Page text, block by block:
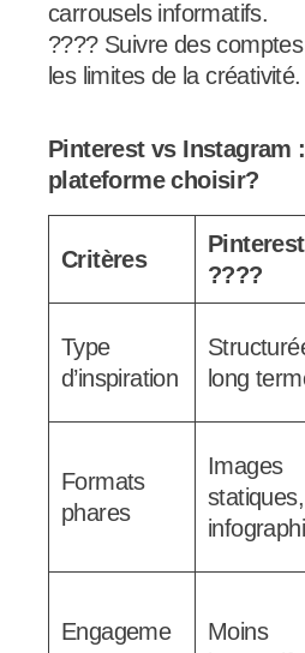
carrousels informatifs.
???? Suivre des
les limites de la créativité.
Pinterest vs Instagram
plateforme choisir?
Critères
Pinterest
????
Type
d’inspiration
long
Formats
phares
Images
statiques,
Engageme
Moins